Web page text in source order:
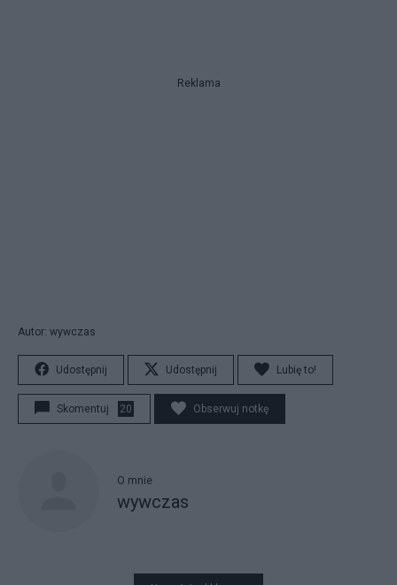
Reklama
Autor: wywczas
Udostępnij Udostępnij Lubię to!
Skomentuj 20 Obserwuj notkę
O mnie
wywczas